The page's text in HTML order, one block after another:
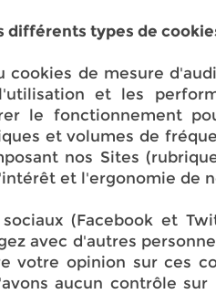
différents types de
cookies de mesure
et les
le fonctionnement
et volumes de
nos Sites
et l'ergonomie de
(Facebook et
avec d'autres
votre opinion sur ces
aucun contrôle sur